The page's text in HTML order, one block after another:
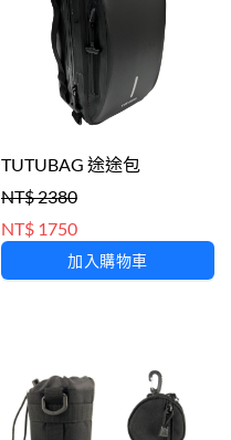
TUTUBAG 途途包
NT$ 2380
NT$ 1750
加入購物車